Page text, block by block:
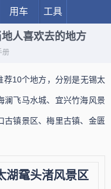
用车 工具
人喜欢去的地方
册
荐10个地方，分别是无锡太
澜飞马水城、宜兴竹海风景
古镇景区、梅里古镇、金匮
湖鼋头渚风景区